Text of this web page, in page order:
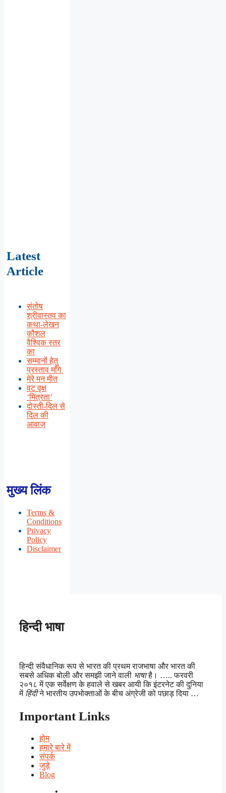
Latest
Article
संतोष
श्रीवास्तव का
कथा-लेखन
कौशल
वैश्विक स्तर
का
सम्मानों हेतु
प्रस्ताव माँगे
मेरे मन मीत
वट वृक्ष
‘मित्रता’
दोस्ती-दिल से
दिल की
आवाज़
मुख्य लिंक
Terms &
Conditions
Privacy
Policy
Disclaimer
हिन्दी भाषा
हिन्दी संवैधानिक रूप से भारत की प्रथम राजभाषा और भारत की
सबसे अधिक बोली और समझी जाने वाली भाषाहै। ….. फरवरी
२०१८ में एक सर्वेक्षण के हवाले से खबर आयी कि इंटरनेट की दुनिया
में हिंदीने भारतीय उपभोक्ताओं के बीच अंग्रेजी को पछाड़ दिया …
Important Links
होम
हमारे बारे में
संपर्क
जुड़े
Blog